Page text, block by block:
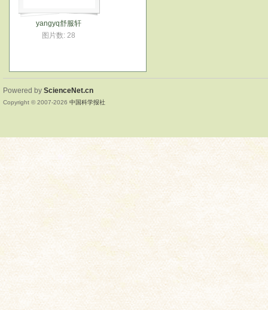
yangyq舒服轩
图片数: 28
Powered by ScienceNet.cn
Copyright © 2007-2026 中国科学报社